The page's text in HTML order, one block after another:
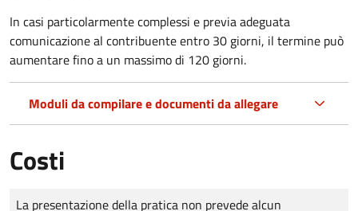
In casi particolarmente complessi e previa adeguata
comunicazione al contribuente entro 30 giorni, il termine può
aumentare fino a un massimo di 120 giorni.
Moduli da compilare e documenti da allegare
Costi
Tipo di pagamento
Importo
La presentazione della pratica non prevede alcun